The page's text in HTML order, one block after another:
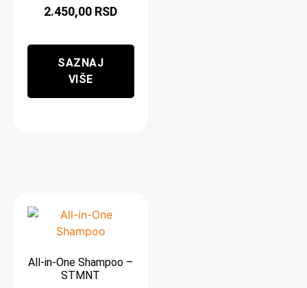
2.450,00 RSD
SAZNAJ
VIŠE
All-in-One Shampoo –
STMNT